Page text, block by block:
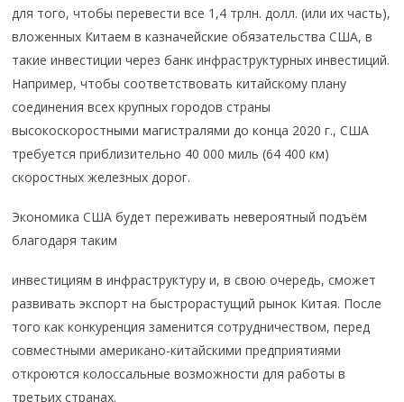
для того, чтобы перевести все 1,4 трлн. долл. (или их часть),
вложенных Китаем в казначейские обязательства США, в
такие инвестиции через банк инфраструктурных инвестиций.
Например, чтобы соответствовать китайскому плану
соединения всех крупных городов страны
высокоскоростными магистралями до конца 2020 г., США
требуется приблизительно 40 000 миль (64 400 км)
скоростных железных дорог.
Экономика США будет переживать невероятный подъём
благодаря таким
инвестициям в инфраструктуру и, в свою очередь, сможет
развивать экспорт на быстрорастущий рынок Китая. После
того как конкуренция заменится сотрудничеством, перед
совместными американо-китайскими предприятиями
откроются колоссальные возможности для работы в
третьих странах.